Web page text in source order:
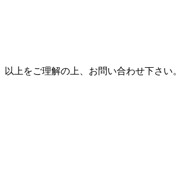
以上をご理解の上、お問い合わせ下さい。